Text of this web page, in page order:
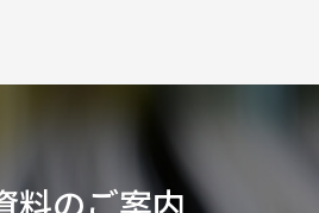
料のご案内